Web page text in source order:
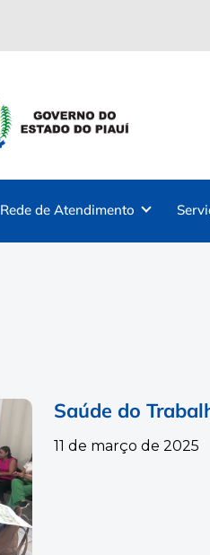
Rede de Atendimento
Saúde do
11 de março de 2025